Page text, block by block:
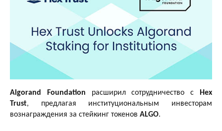
Algorand Foundation расширил сотрудничество с
Hex
Trust, предлагая институциональным инвесторам
вознаграждения за стейкинг токенов ALGO.